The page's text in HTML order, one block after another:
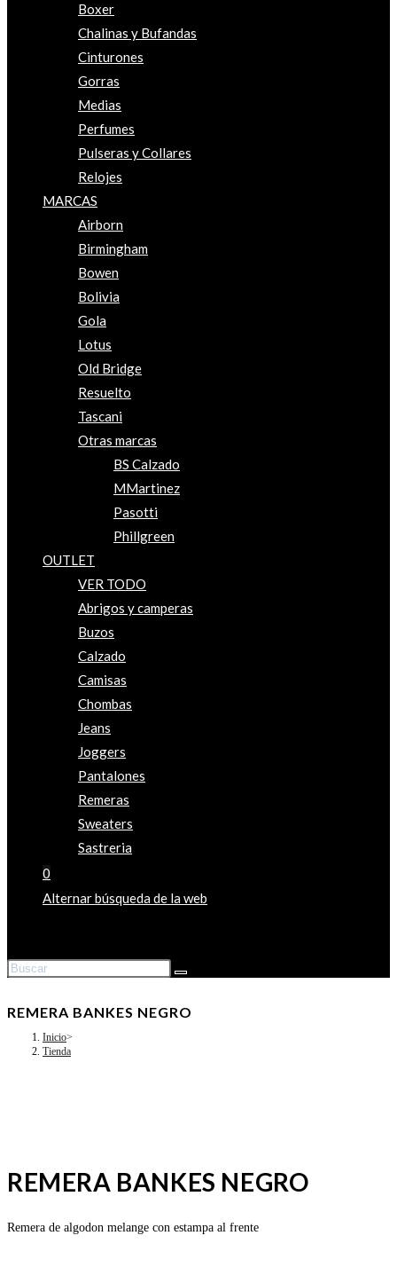
Boxer
Chalinas y Bufandas
Cinturones
Gorras
Medias
Perfumes
Pulseras y Collares
Relojes
MARCAS
Airborn
Birmingham
Bowen
Bolivia
Gola
Lotus
Old Bridge
Resuelto
Tascani
Otras marcas
BS Calzado
MMartinez
Pasotti
Phillgreen
OUTLET
VER TODO
Abrigos y camperas
Buzos
Calzado
Camisas
Chombas
Jeans
Joggers
Pantalones
Remeras
Sweaters
Sastreria
0
Alternar búsqueda de la web
REMERA BANKES NEGRO
Inicio>
Tienda
REMERA BANKES NEGRO
Remera de algodon melange con estampa al frente